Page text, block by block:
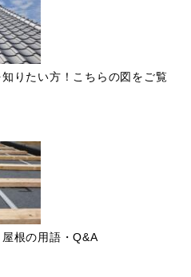
りたい方！こちらの図をご覧
根の用語・Q&A